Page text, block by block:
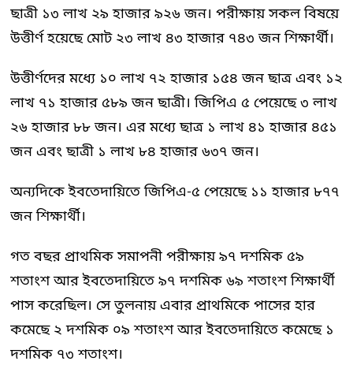
ছাত্রী ১৩ লাখ ২৯ হাজার ৯২৬ জন। পরীক্ষায় সকল বিষয়ে
উত্তীর্ণ হয়েছে মোট ২৩ লাখ ৪৩ হাজার ৭৪৩ জন শিক্ষার্থী।
উত্তীর্ণদের মধ্যে ১০ লাখ ৭২ হাজার ১৫৪ জন ছাত্র এবং ১২
লাখ ৭১ হাজার ৫৮৯ জন ছাত্রী। জিপিএ ৫ পেয়েছে ৩ লাখ
২৬ হাজার ৮৮ জন। এর মধ্যে ছাত্র ১ লাখ ৪১ হাজার ৪৫১
জন এবং ছাত্রী ১ লাখ ৮৪ হাজার ৬৩৭ জন।
অন্যদিকে ইবতেদায়িতে জিপিএ-৫ পেয়েছে ১১ হাজার ৮৭৭
জন শিক্ষার্থী।
গত বছর প্রাথমিক সমাপনী পরীক্ষায় ৯৭ দশমিক ৫৯
শতাংশ আর ইবতেদায়িতে ৯৭ দশমিক ৬৯ শতাংশ শিক্ষার্থী
পাস করেছিল। সে তুলনায় এবার প্রাথমিকে পাসের হার
কমেছে ২ দশমিক ০৯ শতাংশ আর ইবতেদায়িতে কমেছে ১
দশমিক ৭৩ শতাংশ।